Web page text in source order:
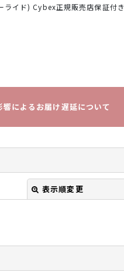
イド) Cybex正規販売店保証付き
によるお届け遅延について
表示順変更